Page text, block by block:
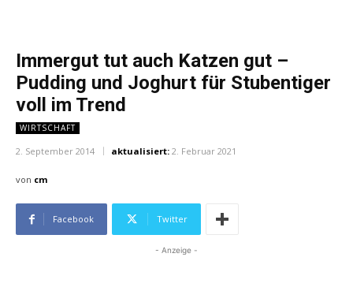
Immergut tut auch Katzen gut –
Pudding und Joghurt für Stubentiger
voll im Trend
WIRTSCHAFT
2. September 2014 aktualisiert: 2. Februar 2021
von cm
Facebook Twitter
- Anzeige -